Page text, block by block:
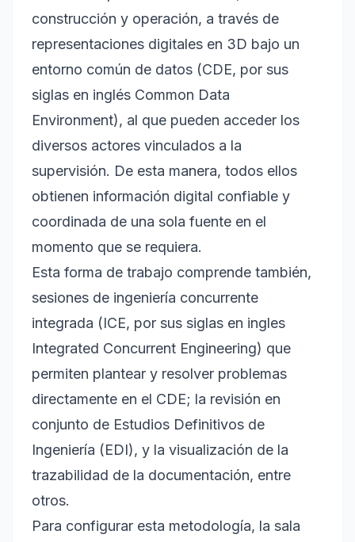
construcción y operación, a través de
representaciones digitales en 3D bajo un
entorno común de datos (CDE, por sus
siglas en inglés Common Data
Environment), al que pueden acceder los
diversos actores vinculados a la
supervisión. De esta manera, todos ellos
obtienen información digital confiable y
coordinada de una sola fuente en el
momento que se requiera.
Esta forma de trabajo comprende también,
sesiones de ingeniería concurrente
integrada (ICE, por sus siglas en ingles
Integrated Concurrent Engineering) que
permiten plantear y resolver problemas
directamente en el CDE; la revisión en
conjunto de Estudios Definitivos de
Ingeniería (EDI), y la visualización de la
trazabilidad de la documentación, entre
otros.
Para configurar esta metodología, la sala